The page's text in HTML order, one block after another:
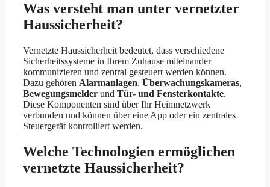
Was versteht man unter vernetzter
Haussicherheit?
Vernetzte Haussicherheit bedeutet, dass verschiedene
Sicherheitssysteme in Ihrem Zuhause miteinander
kommunizieren und zentral gesteuert werden können.
Dazu gehören Alarmanlagen, Überwachungskameras,
Bewegungsmelder und Tür- und Fensterkontakte.
Diese Komponenten sind über Ihr Heimnetzwerk
verbunden und können über eine App oder ein zentrales
Steuergerät kontrolliert werden.
Welche Technologien ermöglichen
vernetzte Haussicherheit?